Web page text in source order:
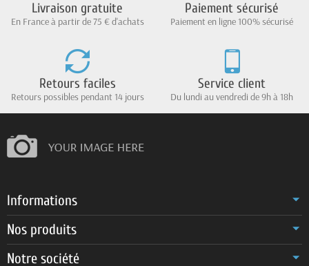
Livraison gratuite
En France à partir de 75 € d'achats
Paiement sécurisé
Paiement en ligne 100% sécurisé
Retours faciles
Retours possibles pendant 14 jours
Service client
Du lundi au vendredi de 9h à 18h
Informations
Nos produits
Notre société